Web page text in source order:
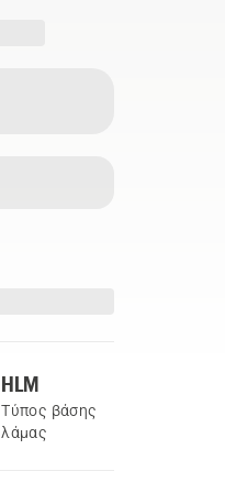
HLM
Τύπος βάσης
λάμας